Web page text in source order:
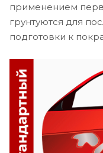
применением
грунтуются для
подготовки к